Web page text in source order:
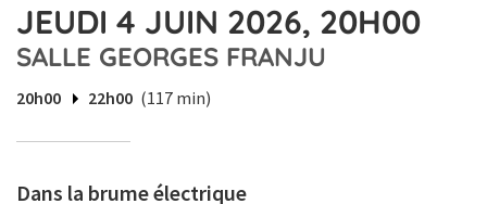
JEUDI 4 JUIN 2026, 20H00
SALLE GEORGES FRANJU
20h00 22h00 (117 min)
Dans la brume électrique